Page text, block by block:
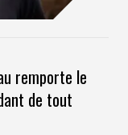
remporte le
de tout